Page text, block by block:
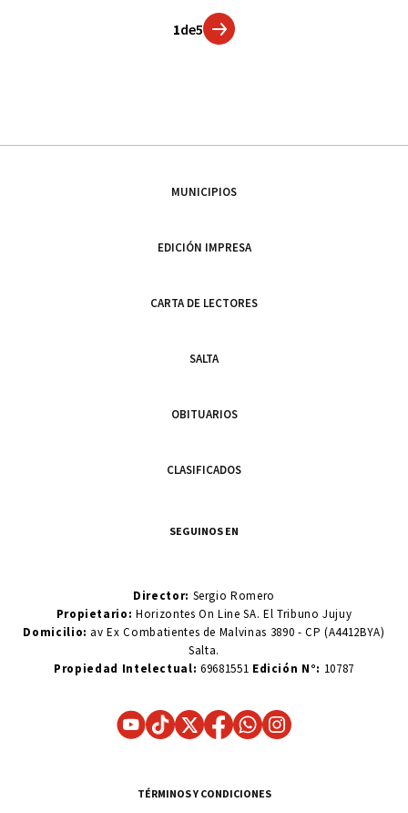
1de5
MUNICIPIOS
EDICIÓN IMPRESA
CARTA DE LECTORES
SALTA
OBITUARIOS
CLASIFICADOS
SEGUINOS EN
Director: Sergio Romero
Propietario:Horizontes On Line SA. El Tribuno Jujuy
Domicilio: av Ex Combatientes de Malvinas 3890 - CP (A4412BYA)
Salta.
Propiedad Intelectual: 69681551 Edición N°: 10787
TÉRMINOS Y CONDICIONES